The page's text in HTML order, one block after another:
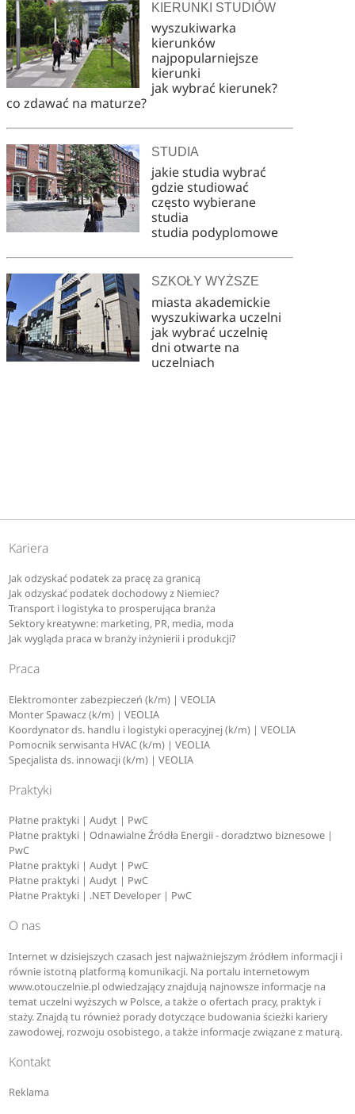
KIERUNKI STUDIÓW
wyszukiwarka
kierunków
najpopularniejsze
kierunki
jak wybrać kierunek?
co zdawać na maturze?
STUDIA
jakie studia wybrać
gdzie studiować
często wybierane
studia
studia podyplomowe
SZKOŁY WYŻSZE
miasta akademickie
wyszukiwarka uczelni
jak wybrać uczelnię
dni otwarte na
uczelniach
Kariera
Jak odzyskać podatek za pracę za granicą
Jak odzyskać podatek dochodowy z Niemiec?
Transport i logistyka to prosperująca branża
Sektory kreatywne: marketing, PR, media, moda
Jak wygląda praca w branży inżynierii i produkcji?
Praca
Elektromonter zabezpieczeń (k/m) | VEOLIA
Monter Spawacz (k/m) | VEOLIA
Koordynator ds. handlu i logistyki operacyjnej (k/m) | VEOLIA
Pomocnik serwisanta HVAC (k/m) | VEOLIA
Specjalista ds. innowacji (k/m) | VEOLIA
Praktyki
Płatne praktyki | Audyt | PwC
Płatne praktyki | Odnawialne Źródła Energii - doradztwo biznesowe |
PwC
Płatne praktyki | Audyt | PwC
Płatne praktyki | Audyt | PwC
Płatne Praktyki | .NET Developer | PwC
O nas
Internet w dzisiejszych czasach jest najważniejszym źródłem informacji i
równie istotną platformą komunikacji. Na portalu internetowym
www.otouczelnie.pl odwiedzający znajdują najnowsze informacje na
temat uczelni wyższych w Polsce, a także o ofertach pracy, praktyk i
staży. Znajdą tu również porady dotyczące budowania ścieżki kariery
zawodowej, rozwoju osobistego, a także informacje związane z maturą.
Kontakt
Reklama